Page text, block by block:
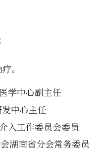
。
学中心副主任
中心主任
入工作委员会委员
湖南省分会常务委员